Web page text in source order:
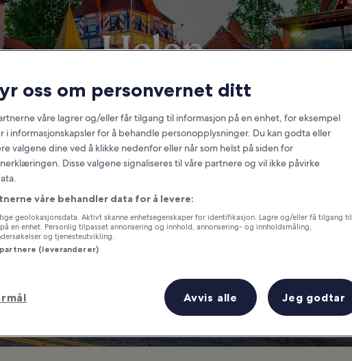
Helen
you need to know before you go
oss om personvernet ditt
våre lagrer og/eller får tilgang til informasjon på en enhet, for eksempel
i informasjonskapsler for å behandle personopplysninger. Du kan godta eller
valgene dine ved å klikke nedenfor eller når som helst på siden for
Disse valgene signaliseres til våre partnere og vil ikke påvirke
våre behandler data for å levere:
geolokasjonsdata. Aktivt skanne enhetsegenskaper for identifikasjon. Lagre og/eller få tilgang til
en enhet. Personlig tilpasset annonsering og innhold, annonsering- og innholdsmåling,
og tjenesteutvikling.
(leverandører)
Avvis alle Jeg godtar